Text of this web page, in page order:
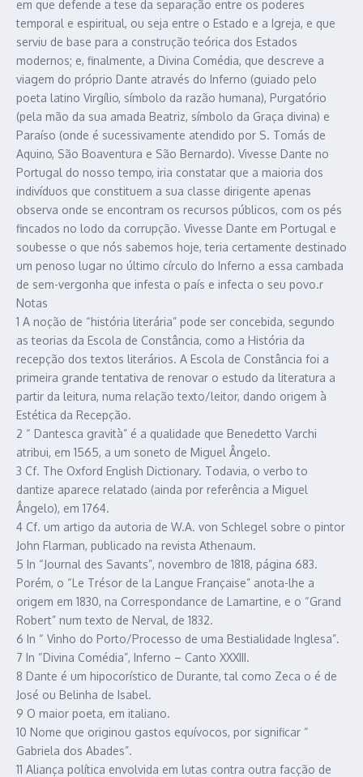
em que defende a tese da separação entre os poderes
temporal e espiritual, ou seja entre o Estado e a Igreja, e que
serviu de base para a construção teórica dos Estados
modernos; e, finalmente, a Divina Comédia, que descreve a
viagem do próprio Dante através do Inferno (guiado pelo
poeta latino Virgílio, símbolo da razão humana), Purgatório
(pela mão da sua amada Beatriz, símbolo da Graça divina) e
Paraíso (onde é sucessivamente atendido por S. Tomás de
Aquino, São Boaventura e São Bernardo). Vivesse Dante no
Portugal do nosso tempo, iria constatar que a maioria dos
indivíduos que constituem a sua classe dirigente apenas
observa onde se encontram os recursos públicos, com os pés
fincados no lodo da corrupção. Vivesse Dante em Portugal e
soubesse o que nós sabemos hoje, teria certamente destinado
um penoso lugar no último círculo do Inferno a essa cambada
de sem-vergonha que infesta o país e infecta o seu povo.r
Notas
1 A noção de “história literária” pode ser concebida, segundo
as teorias da Escola de Constância, como a História da
recepção dos textos literários. A Escola de Constância foi a
primeira grande tentativa de renovar o estudo da literatura a
partir da leitura, numa relação texto/leitor, dando origem à
Estética da Recepção.
2 “ Dantesca gravità” é a qualidade que Benedetto Varchi
atribui, em 1565, a um soneto de Miguel Ângelo.
3 Cf. The Oxford English Dictionary. Todavia, o verbo to
dantize aparece relatado (ainda por referência a Miguel
Ângelo), em 1764.
4 Cf. um artigo da autoria de W.A. von Schlegel sobre o pintor
John Flarman, publicado na revista Athenaum.
5 In “Journal des Savants”, novembro de 1818, página 683.
Porém, o “Le Trésor de la Langue Française” anota-lhe a
origem em 1830, na Correspondance de Lamartine, e o “Grand
Robert” num texto de Nerval, de 1832.
6 In “ Vinho do Porto/Processo de uma Bestialidade Inglesa”.
7 In “Divina Comédia”, Inferno – Canto XXXIII.
8 Dante é um hipocorístico de Durante, tal como Zeca o é de
José ou Belinha de Isabel.
9 O maior poeta, em italiano.
10 Nome que originou gastos equívocos, por significar “
Gabriela dos Abades”.
11 Aliança política envolvida em lutas contra outra facção de